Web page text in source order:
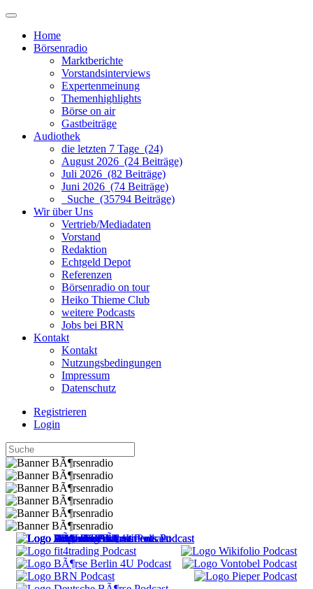
Home
Börsenradio
Marktberichte
Vorstandsinterviews
Expertenmeinung
Themenhighlights
Börse on air
Gastbeiträge
Audiothek
die letzten 7 Tage (24)
August 2026 (24 Beiträge)
Juli 2026 (82 Beiträge)
Juni 2026 (74 Beiträge)
Suche (35794 Beiträge)
Wir über Uns
Vertrieb/Mediadaten
Vorstand
Redaktion
Echtgeld Depot
Referenzen
Börsenradio on tour
Heiko Thieme Club
weitere Podcasts
Jobs bei BRN
Kontakt
Kontakt
Nutzungsbedingungen
Impressum
Datenschutz
Registrieren
Login